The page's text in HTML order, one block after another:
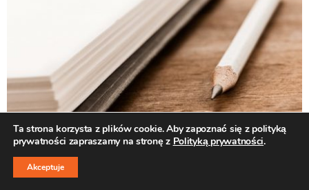
Ta strona korzysta z plików cookie. Aby zapoznać się z polityką
prywatności zapraszamy na stronę z Polityką prywatności.
Akceptuje